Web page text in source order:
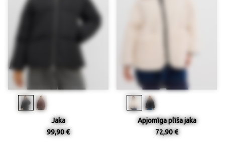
Jaka
99,90 €
Apjomīga plīša jaka
72,90 €